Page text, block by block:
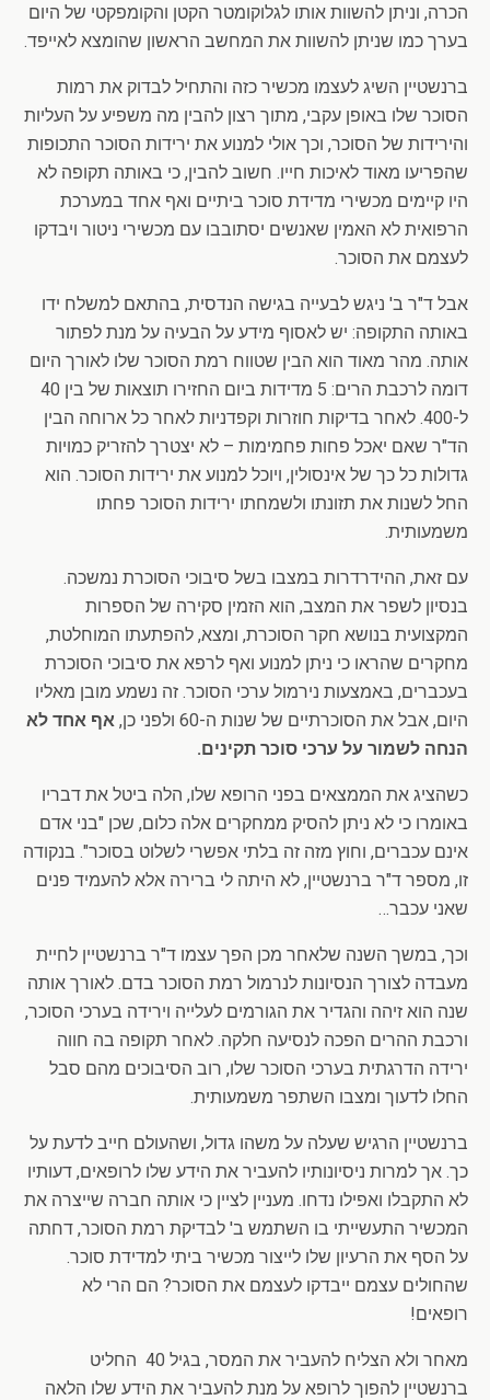
הכרה, וניתן להשוות אותו לגלוקומטר הקטן והקומפקטי של היום
בערך כמו שניתן להשוות את המחשב הראשון שהומצא לאייפד.
ברנשטיין השיג לעצמו מכשיר כזה והתחיל לבדוק את רמות
הסוכר שלו באופן עקבי, מתוך רצון להבין מה משפיע על העליות
והירידות של הסוכר, וכך אולי למנוע את ירידות הסוכר התכופות
שהפריעו מאוד לאיכות חייו. חשוב להבין, כי באותה תקופה לא
היו קיימים מכשירי מדידת סוכר ביתיים ואף אחד במערכת
הרפואית לא האמין שאנשים יסתובבו עם מכשירי ניטור ויבדקו
לעצמם את הסוכר.
אבל ד"ר ב' ניגש לבעייה בגישה הנדסית, בהתאם למשלח ידו
באותה התקופה: יש לאסוף מידע על הבעיה על מנת לפתור
אותה. מהר מאוד הוא הבין שטווח רמת הסוכר שלו לאורך היום
דומה לרכבת הרים: 5 מדידות ביום החזירו תוצאות של בין 40
ל-400. לאחר בדיקות חוזרות וקפדניות לאחר כל ארוחה הבין
הד"ר שאם יאכל פחות פחמימות – לא יצטרך להזריק כמויות
גדולות כל כך של אינסולין, ויוכל למנוע את ירידות הסוכר. הוא
החל לשנות את תזונתו ולשמחתו ירידות הסוכר פחתו
משמעותית.
עם זאת, ההידרדרות במצבו בשל סיבוכי הסוכרת נמשכה.
בנסיון לשפר את המצב, הוא הזמין סקירה של הספרות
המקצועית בנושא חקר הסוכרת, ומצא, להפתעתו המוחלטת,
מחקרים שהראו כי ניתן למנוע ואף לרפא את סיבוכי הסוכרת
בעכברים, באמצעות נירמול ערכי הסוכר. זה נשמע מובן מאליו
היום, אבל את הסוכרתיים של שנות ה-60 ולפני כן,
אף אחד לא
הנחה לשמור על ערכי סוכר תקינים.
כשהציג את הממצאים בפני הרופא שלו, הלה ביטל את דבריו
באומרו כי לא ניתן להסיק ממחקרים אלה כלום, שכן "בני אדם
אינם עכברים, וחוץ מזה זה בלתי אפשרי לשלוט בסוכר". בנקודה
זו, מספר ד"ר ברנשטיין, לא היתה לי ברירה אלא להעמיד פנים
שאני עכבר…
וכך, במשך השנה שלאחר מכן הפך עצמו ד"ר ברנשטיין לחיית
מעבדה לצורך הנסיונות לנרמול רמת הסוכר בדם. לאורך אותה
שנה הוא זיהה והגדיר את הגורמים לעלייה וירידה בערכי הסוכר,
ורכבת ההרים הפכה לנסיעה חלקה. לאחר תקופה בה חווה
ירידה הדרגתית בערכי הסוכר שלו, רוב הסיבוכים מהם סבל
החלו לדעוך ומצבו השתפר משמעותית.
ברנשטיין הרגיש שעלה על משהו גדול, ושהעולם חייב לדעת על
כך. אך למרות ניסיונותיו להעביר את הידע שלו לרופאים, דעותיו
לא התקבלו ואפילו נדחו. מעניין לציין כי אותה חברה שייצרה את
המכשיר התעשייתי בו השתמש ב' לבדיקת רמת הסוכר, דחתה
על הסף את הרעיון שלו לייצור מכשיר ביתי למדידת סוכר.
שהחולים עצמם ייבדקו לעצמם את הסוכר? הם הרי לא
רופאים!
מאחר ולא הצליח להעביר את המסר, בגיל 40 החליט
ברנשטיין להפוך לרופא על מנת להעביר את הידע שלו הלאה